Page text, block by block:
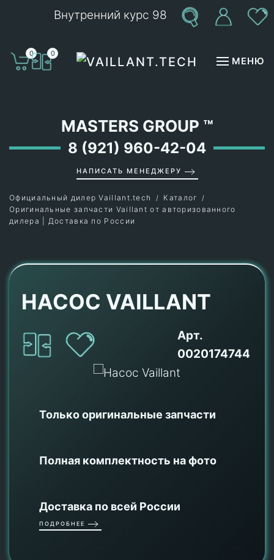
Внутренний курс 98
0 0
МЕНЮ
MASTERS GROUP ™
8 (921) 960-42-04
НАПИСАТЬ МЕНЕДЖЕРУ
Официальный дилер Vaillant.tech
Каталог
Оригинальные запчасти Vaillant от авторизованного
дилера | Доставка по России
НАСОС VAILLANT
Арт.
0020174744
Только оригинальные запчасти
Полная комплектность на фото
Доставка по всей России
ПОДРОБНЕЕ